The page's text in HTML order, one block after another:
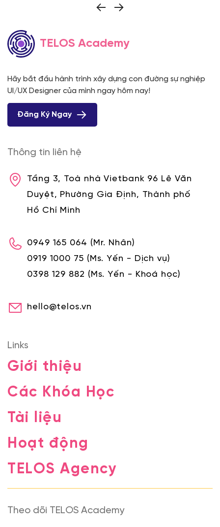
TELOS Academy
Hãy bắt đầu hành trình xây dựng con đường sự nghiệp
UI/UX Designer của mình ngay hôm nay!
Đăng Ký Ngay
Thông tin liên hệ
Tầng 3, Toà nhà Vietbank 96 Lê Văn
Duyệt, Phường Gia Định, Thành phố
Hồ Chí Minh
0949 165 064 (Mr. Nhân)
0919 1000 75 (Ms. Yến - Dịch vụ)
0398 129 882 (Ms. Yến - Khoá học)
hello@telos.vn
Links
Giới thiệu
Các Khóa Học
Tài liệu
Hoạt động
TELOS Agency
Theo dõi TELOS Academy